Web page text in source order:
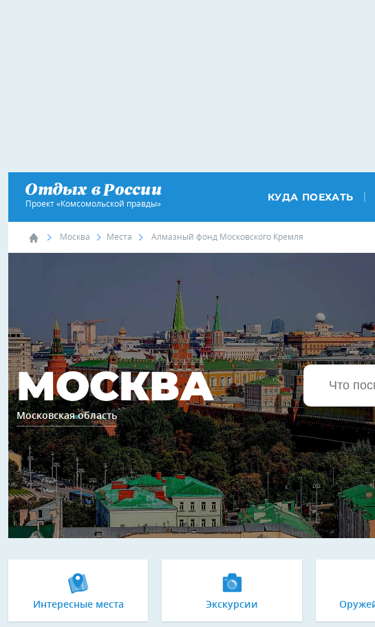
Проект «Комсомольской правды»
КУДА ПОЕХАТЬ
Москва Места Алмазный фонд Московского Кремля
МОСКВА
Московская область
Интересные места Экскурсии